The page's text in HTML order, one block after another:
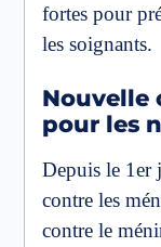
fortes pour
les soignants.
Nouvelle
pour les
Depuis le 1er
contre les
contre le